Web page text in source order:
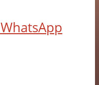
WhatsApp